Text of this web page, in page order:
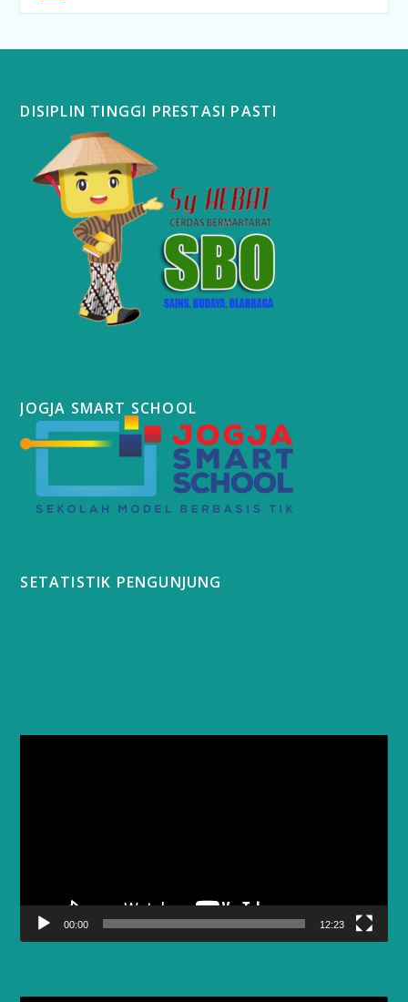
DISIPLIN TINGGI PRESTASI PASTI
JOGJA SMART SCHOOL
SETATISTIK PENGUNJUNG
00:00 12:23